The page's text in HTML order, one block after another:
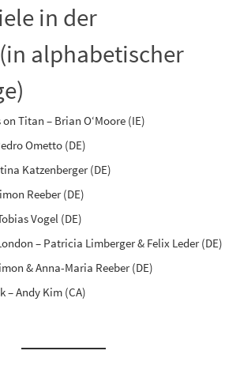
in der
alphabetischer
Titan – Brian O‘Moore (IE)
Ometto (DE)
Katzenberger (DE)
Reeber (DE)
Vogel (DE)
– Patricia Limberger & Felix Leder (DE)
& Anna-Maria Reeber (DE)
– Andy Kim (CA)